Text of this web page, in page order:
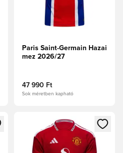
Paris Saint-Germain Hazai
mez 2026/27
47 990 Ft
Sok méretben kapható
vagy a tagként
Megnyit egy modált a